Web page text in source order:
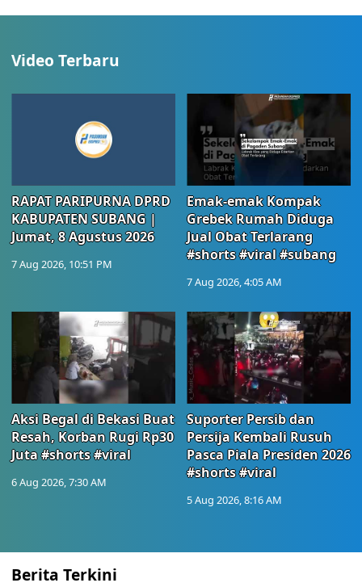
Video Terbaru
RAPAT PARIPURNA DPRD
KABUPATEN SUBANG |
Jumat, 8 Agustus 2026
7 Aug 2026, 10:51 PM
Emak-emak Kompak
Grebek Rumah Diduga
Jual Obat Terlarang
#shorts #viral #subang
7 Aug 2026, 4:05 AM
Aksi Begal di Bekasi Buat
Resah, Korban Rugi Rp30
Juta #shorts #viral
6 Aug 2026, 7:30 AM
Suporter Persib dan
Persija Kembali Rusuh
Pasca Piala Presiden 2026
#shorts #viral
5 Aug 2026, 8:16 AM
Berita Terkini